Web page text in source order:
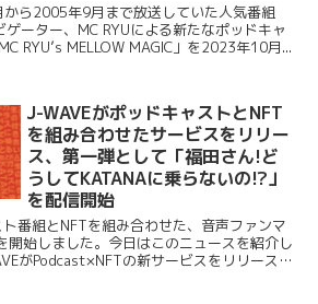
から2005年9月まで放送していた人気番組
ゲーター、MC RYUによる新たなポッドキャ
RYU’s MELLOW MAGIC」を2023年10月...
J-WAVEがポッドキャストとNFT
を組み合わせたサービスをリリー
ス、第一弾として「福田さん!ど
うしてKATANAに乗らないの!?」
を配信開始
番組とNFTを組み合わせた、音声ファンマ
開始しました。今日はこのニュースを紹介し
がPodcast×NFTの新サービスをリリース